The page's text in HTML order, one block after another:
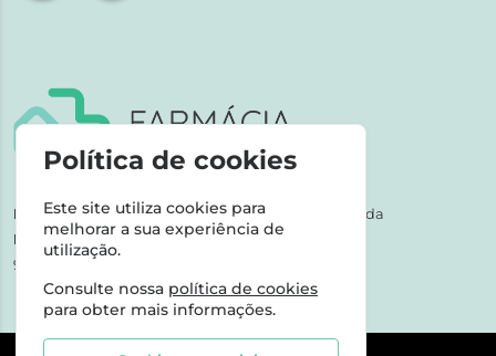
NIPC:507 590 490 | Farmácias Tarige Unipessoal Lda
Horário de Atendimento:
9-17h dias úteis
Política de cookies
Este site utiliza cookies para
melhorar a sua experiência de
utilização.
Consulte nossa política de cookies
para obter mais informações.